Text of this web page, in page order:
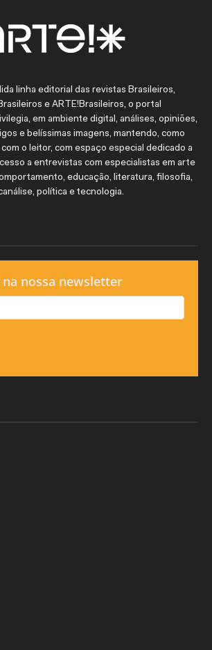
linha editorial das revistas Brasileiros,
e ARTE!Brasileiros, o portal
em ambiente digital, análises, opiniões,
e belíssimas imagens, mantendo, como
o leitor, com espaço especial dedicado a
a entrevistas com especialistas em arte
educação, literatura, filosofia,
política e tecnologia.
na nossa newsletter